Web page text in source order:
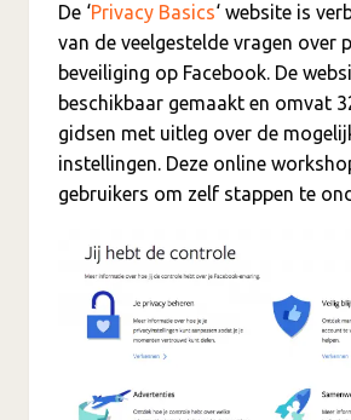
De ‘Privacy Basics‘ website is
van de veelgestelde vragen over
beveiliging op Facebook. De
beschikbaar gemaakt en omvat
gidsen met uitleg over de
instellingen. Deze online
gebruikers om zelf stappen te